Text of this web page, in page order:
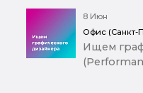
8 Июн
Офис (Санкт-
Ищем